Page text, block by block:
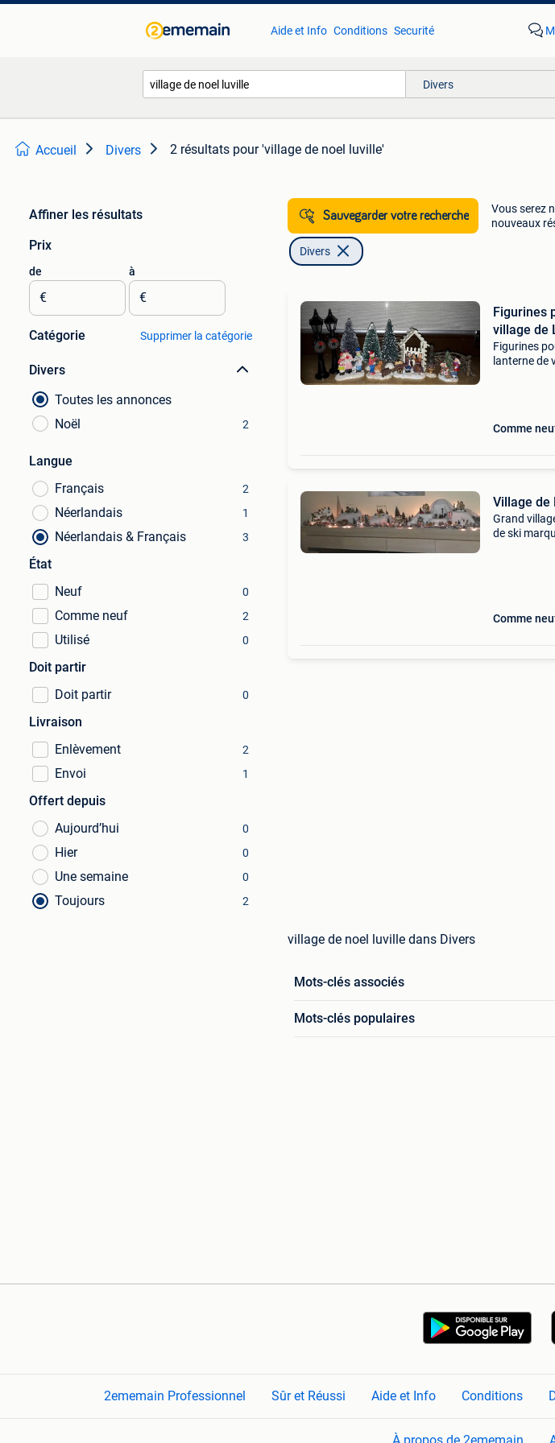
Aide et Info Conditions Securité
Divers
Accueil Divers 2 résultats pour 'village de noel luville'
Affiner les résultats
Prix
de
€
à
€
Catégorie Supprimer la catégorie
Divers
Toutes les annonces
Noël
2
Langue
Français
2
Néerlandais 1
Néerlandais & Français 3
État
Neuf
0
Comme neuf 2
Utilisé 0
Doit partir
Doit partir
0
Livraison
Enlèvement
2
Envoi 1
Offert depuis
Aujourd’hui
0
Hier 0
Une semaine 0
Toujours 2
Sauvegarder votre recherche
Vous serez
nouveaux
Divers
Figurines
village de
Figurines
lanterne de
Comme
Village de
Grand
de ski
Comme
village de noel luville dans Divers
Mots-clés associés
Mots-clés populaires
2ememain Professionnel Sûr et Réussi Aide et Info Conditions